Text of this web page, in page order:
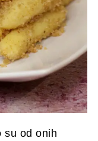
su od onih